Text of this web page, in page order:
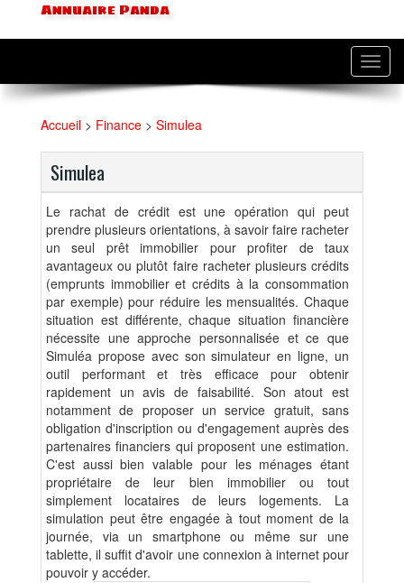
Annuaire Panda
Accueil > Finance > Simulea
Simulea
Le rachat de crédit est une opération qui peut
prendre plusieurs orientations, à savoir faire racheter
un seul prêt immobilier pour profiter de taux
avantageux ou plutôt faire racheter plusieurs crédits
(emprunts immobilier et crédits à la consommation
par exemple) pour réduire les mensualités. Chaque
situation est différente, chaque situation financière
nécessite une approche personnalisée et ce que
Simuléa propose avec son simulateur en ligne, un
outil performant et très efficace pour obtenir
rapidement un avis de faisabilité. Son atout est
notamment de proposer un service gratuit, sans
obligation d'inscription ou d'engagement auprès des
partenaires financiers qui proposent une estimation.
C'est aussi bien valable pour les ménages étant
propriétaire de leur bien immobilier ou tout
simplement locataires de leurs logements. La
simulation peut être engagée à tout moment de la
journée, via un smartphone ou même sur une
tablette, il suffit d'avoir une connexion à internet pour
pouvoir y accéder.